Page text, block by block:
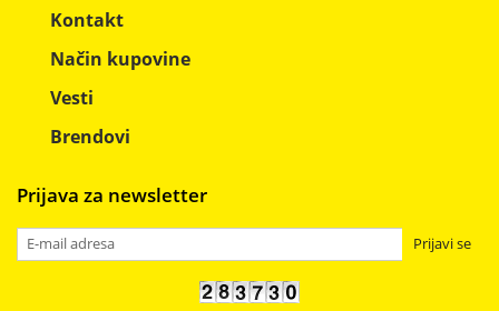
Kontakt
Način kupovine
Vesti
Brendovi
Prijava za newsletter
Prijavi se